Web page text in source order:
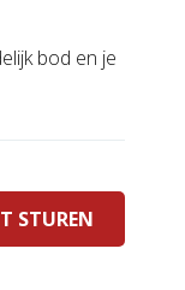
bod en je
STUREN